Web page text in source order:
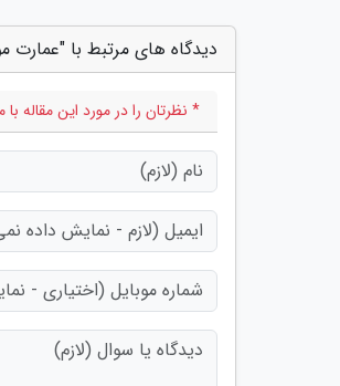
دیدگاه های مرتبط با
* نظرتان را در مورد این مقاله با